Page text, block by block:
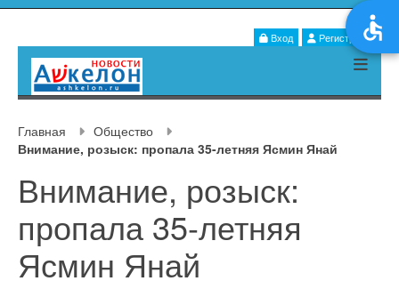
Вход Регистрация
Главная
Общество
Внимание, розыск: пропала 35-летняя Ясмин Янай
Внимание, розыск:
пропала 35-летняя
Ясмин Янай